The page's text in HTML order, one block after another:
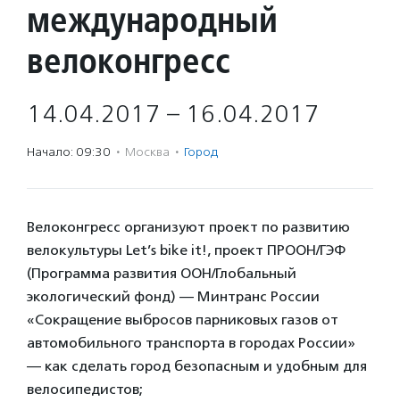
международный
велоконгресс
14.04.2017 – 16.04.2017
Начало: 09:30 · Москва · Город
Велоконгресс организуют проект по развитию
велокультуры Let’s bike it!, проект ПРООН/ГЭФ
(Программа развития ООН/Глобальный
экологический фонд) — Минтранс России
«Сокращение выбросов парниковых газов от
автомобильного транспорта в городах России»
— как сделать город безопасным и удобным для
велосипедистов;